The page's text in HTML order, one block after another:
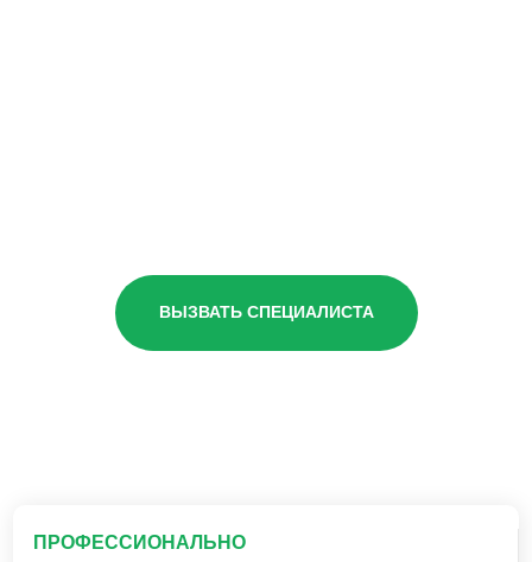
ВЫЗВАТЬ СПЕЦИАЛИСТА
ПРОФЕССИОНАЛЬНО